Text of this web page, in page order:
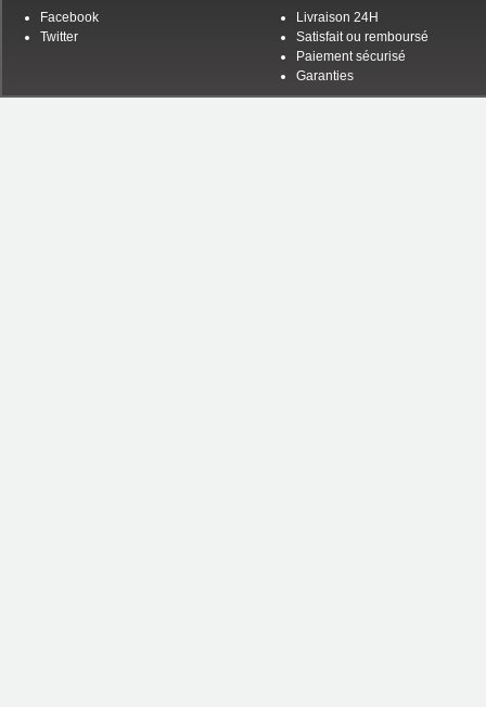
Facebook
Twitter
Livraison 24H
Satisfait ou remboursé
Paiement sécurisé
Garanties